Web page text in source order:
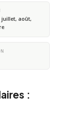
juillet, août,
: